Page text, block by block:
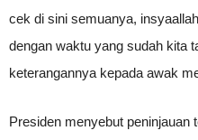
cek di sini semuanya,
dengan waktu yang sudah kita
keterangannya kepada awak
Presiden menyebut peninjauan